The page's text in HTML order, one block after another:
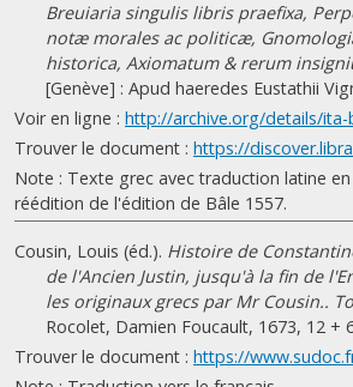
Breuiaria singulis libris praefixa,
notæ morales ac politicæ,
historica, Axiomatum & rerum
[Genève] : Apud haeredes Eustathii
Voir en ligne : http://archive.org/details/ita-
Trouver le document : https://
Note : Texte grec avec traduction latine
réédition de l'édition de Bâle 1557.
Cousin, Louis (éd.). Histoire de
de l'Ancien Justin, jusqu'à la fin de
les originaux grecs par Mr Cousin..
Rocolet, Damien Foucault, 1673, 12 +
Trouver le document : https://